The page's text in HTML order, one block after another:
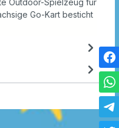
Outdoor-Spielzeug für
Go-Kart besticht